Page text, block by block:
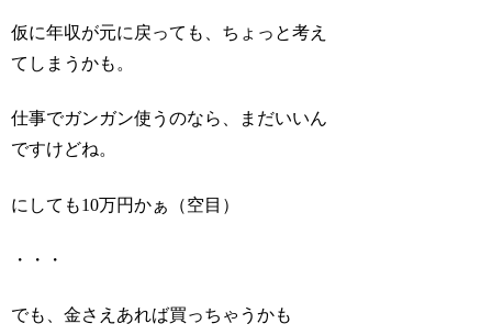
仮に年収が元に戻っても、ちょっと考え
てしまうかも。
仕事でガンガン使うのなら、まだいいん
ですけどね。
にしても10万円かぁ（空目）
・・・
でも、金さえあれば買っちゃうかも